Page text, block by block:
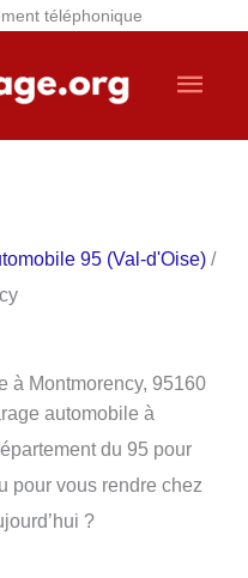
téléphonique
95 (Val-d'Oise) /
à Montmorency, 95160
automobile à
du 95 pour
pour vous rendre chez
?